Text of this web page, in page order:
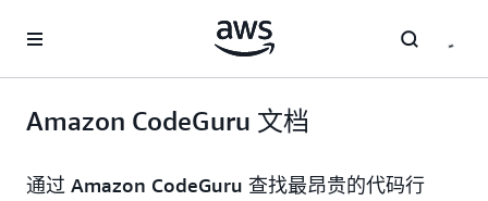
Amazon CodeGuru 文档
通过 Amazon CodeGuru 查找最昂贵的代码行